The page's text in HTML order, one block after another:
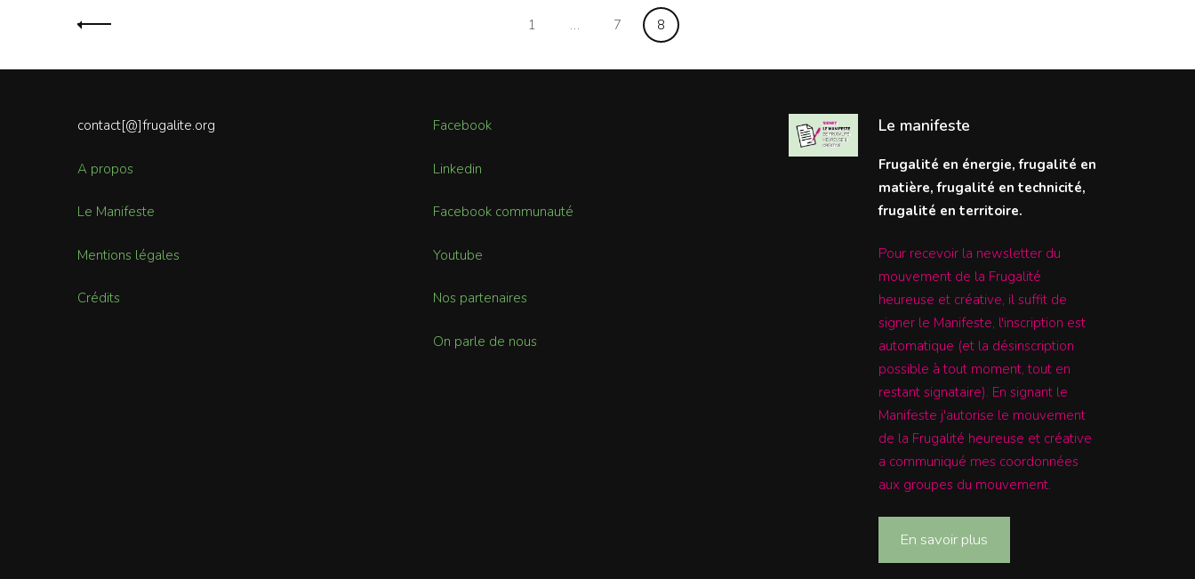
Navigation
articles
Page
1 … Page
7 Page
8
contact[@]frugalite.org
A propos
Le Manifeste
Mentions légales
Crédits
Facebook
Linkedin
Facebook communauté
Youtube
Nos partenaires
On parle de nous
Le manifeste
Frugalité en énergie, frugalité en
matière, frugalité en technicité,
frugalité en territoire.
Pour recevoir la newsletter du
mouvement de la Frugalité
heureuse et créative, il suffit de
signer le Manifeste, l'inscription est
automatique (et la désinscription
possible à tout moment, tout en
restant signataire). En signant le
Manifeste j'autorise le mouvement
de la Frugalité heureuse et créative
a communiqué mes coordonnées
aux groupes du mouvement.
En savoir plus